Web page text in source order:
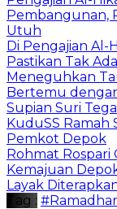
Pembangunan,
Utuh
Di Pengajian Al-
Pastikan Tak
Meneguhkan
Bertemu
Supian Suri
KuduSS Ramah
Pemkot Depok
Rohmat
Kemajuan
Layak
Tag :